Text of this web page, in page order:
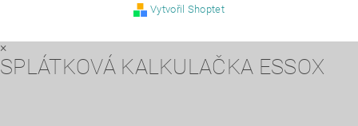
Vytvořil Shoptet
×
SPLÁTKOVÁ KALKULAČKA ESSOX